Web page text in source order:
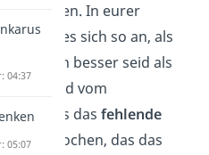
ergänzen. In eurer
fühlt es sich so an, als
besser seid als
Oft wird vom
als das fehlende
gesprochen, das das
04:37
05:07